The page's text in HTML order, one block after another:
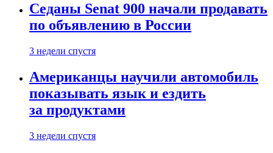
Седаны Senat 900 начали продавать
по объявлению в России
3 недели спустя
Американцы научили автомобиль
показывать язык и ездить
за продуктами
3 недели спустя